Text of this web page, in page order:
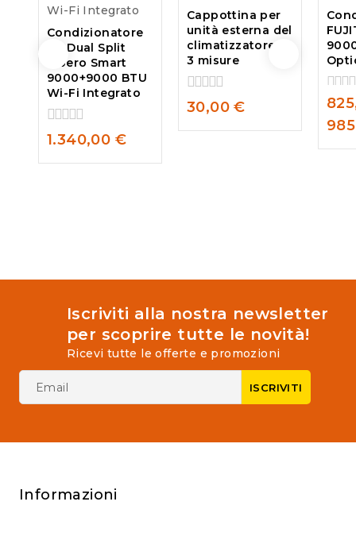
Condizionatore
LG Dual Split
Libero Smart
9000+9000 BTU
Wi-Fi Integrato
0
of
1.340,00 €
Cappottina per
unità esterna del
climatizzatore –
3 misure
0
of
30,00€
0
out
of
5
Iscriviti alla nostra newsletter
per scoprire tutte le novità!
Ricevi tutte le offerte e promozioni
Informazioni